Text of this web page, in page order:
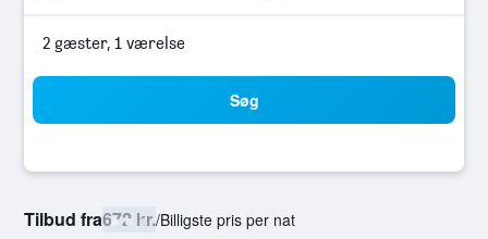
2 gæster, 1 værelse
Søg
Tilbud fra672 kr./Billigste pris per nat